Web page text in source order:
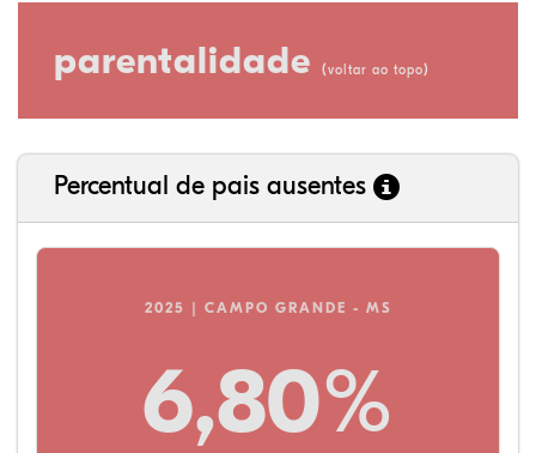
parentalidade (voltar ao topo)
Percentual de pais ausentes
2025 | CAMPO GRANDE - MS
6,80%